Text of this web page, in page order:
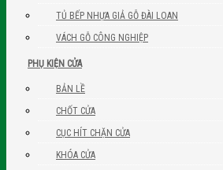
TỦ BẾP NHỰA GIẢ GỖ ĐÀI LOAN
VÁCH GỖ CÔNG NGHIỆP
PHỤ KIỆN CỬA
BẢN LỀ
CHỐT CỬA
CỤC HÍT CHẶN CỬA
KHÓA CỬA